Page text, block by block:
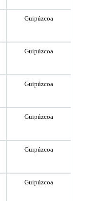
Guipúzcoa
Guipúzcoa
Guipúzcoa
Guipúzcoa
Guipúzcoa
Guipúzcoa